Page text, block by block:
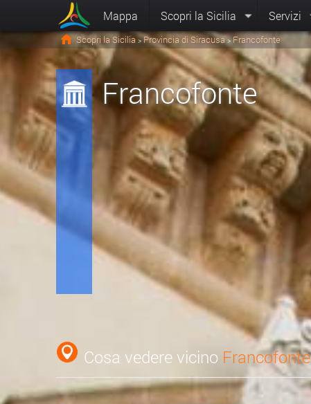
Mappa Scopri la Sicilia Servizi
Scopri la Sicilia > Provincia di Siracusa > Francofonte
Francofonte
Cosa vedere vicino Francofonte